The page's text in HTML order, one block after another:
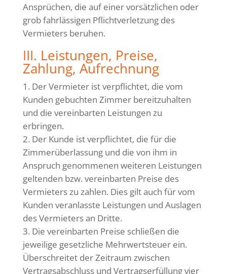
Ansprüchen, die auf einer vorsätzlichen oder
grob fahrlässigen Pflichtverletzung des
Vermieters beruhen.
III. Leistungen, Preise,
Zahlung, Aufrechnung
Der Vermieter ist verpflichtet, die vom
Kunden gebuchten Zimmer bereitzuhalten
und die vereinbarten Leistungen zu
erbringen.
Der Kunde ist verpflichtet, die für die
Zimmerüberlassung und die von ihm in
Anspruch genommenen weiteren Leistungen
geltenden bzw. vereinbarten Preise des
Vermieters zu zahlen. Dies gilt auch für vom
Kunden veranlasste Leistungen und Auslagen
des Vermieters an Dritte.
Die vereinbarten Preise schließen die
jeweilige gesetzliche Mehrwertsteuer ein.
Überschreitet der Zeitraum zwischen
Vertragsabschluss und Vertragserfüllung vier